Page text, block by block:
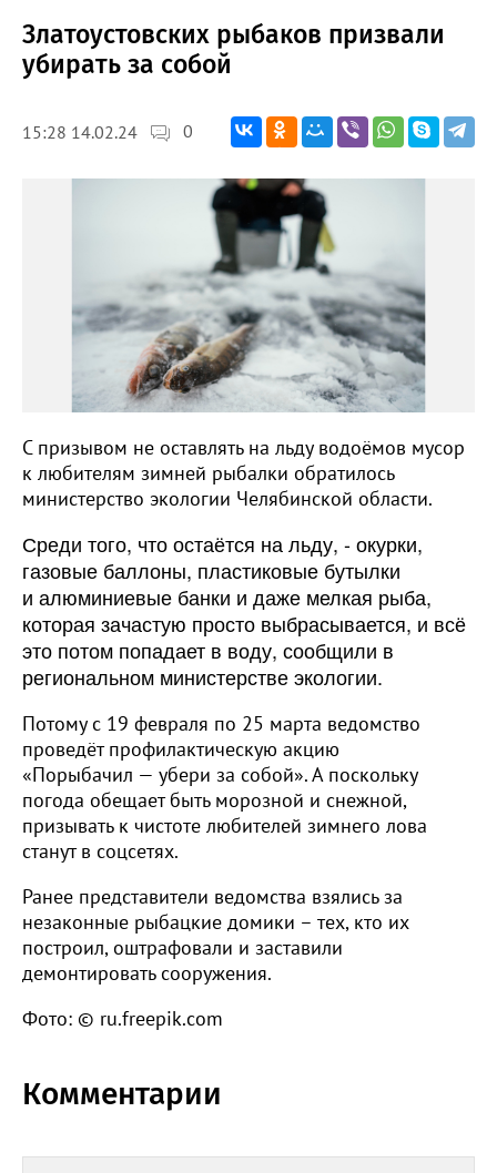
Златоустовских рыбаков призвали
убирать за собой
15:28 14.02.24 0
С призывом не оставлять на льду водоёмов мусор
к любителям зимней рыбалки обратилось
министерство экологии Челябинской области.
Среди того, что остаётся на льду, - окурки,
газовые баллоны, пластиковые бутылки
и алюминиевые банки и даже мелкая рыба,
которая зачастую просто выбрасывается, и всё
это потом попадает в воду, сообщили в
региональном министерстве экологии.
Потому с 19 февраля по 25 марта ведомство
проведёт профилактическую акцию
«Порыбачил — убери за собой». А поскольку
погода обещает быть морозной и снежной,
призывать к чистоте любителей зимнего лова
станут в соцсетях.
Ранее представители ведомства взялись за
незаконные рыбацкие домики – тех, кто их
построил, оштрафовали и заставили
демонтировать сооружения.
Фото: © ru.freepik.com
Комментарии